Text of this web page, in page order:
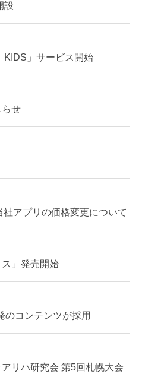
設
KIDS」サービス開始
せ
アプリの価格変更について
ス」発売開始
のコンテンツが採用
リハ研究会 第5回札幌大会